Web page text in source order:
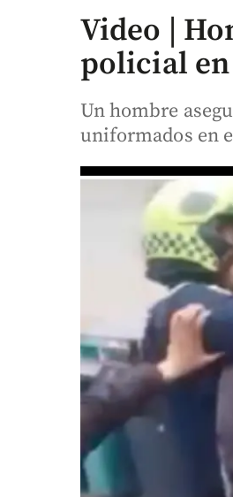
Video |
policial
Un hombre
uniformados en